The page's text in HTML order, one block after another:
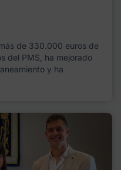
de 330.000 euros de
del PMS, ha mejorado
y ha